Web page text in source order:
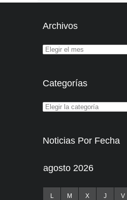
Archivos
Categorías
Noticias Por Fecha
agosto 2026
L M X J V